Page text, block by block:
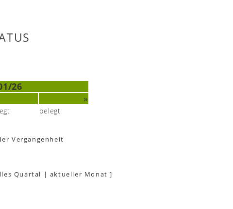
26
»
belegt
Vergangenheit
Quartal | aktueller Monat ]